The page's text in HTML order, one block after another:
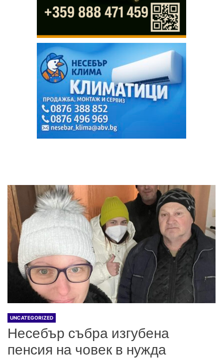
UNCATEGORIZED
Несебър събра изгубена
пенсия на човек в нужда